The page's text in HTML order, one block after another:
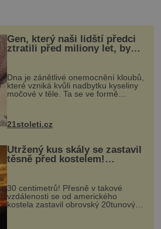
Gen, který naši lidští předci
ztratili před miliony let, by
mohl pomoci s léčbou
„nemoci králů“
Dna je zánětlivé onemocnění kloubů,
které vzniká kvůli nadbytku kyseliny
močové v těle. Ta se ve formě
nohou, a způsobuje bole...
21stoleti.cz
Utržený kus skály se zastavil
těsně před kostelem!
Ochránila ho boží síla?
30 centimetrů! Přesně v takové
vzdálenosti se od amerického
kostela zastavil obrovský 20tunový